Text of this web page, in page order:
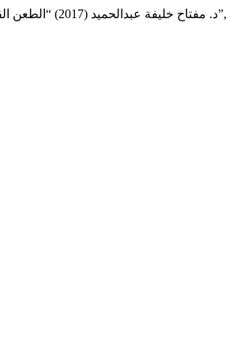
د. مفتاح خليفة عبدالحميد (2017) “الطعن القضائي على قرارات المجالس التأديبية كضمانة للموظفين”,